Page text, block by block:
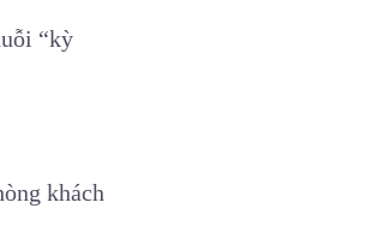
“kỳ
khách